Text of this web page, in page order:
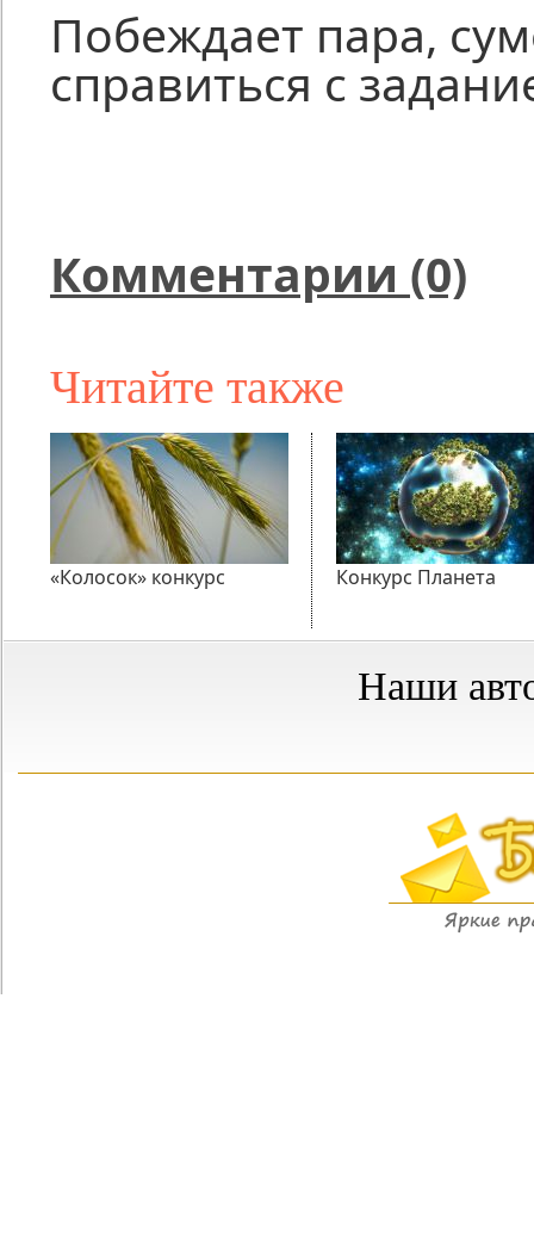
Побеждает пара,
справиться с
Комментарии (0)
Читайте также
«Колосок» конкурс Конкурс Планета
Наши